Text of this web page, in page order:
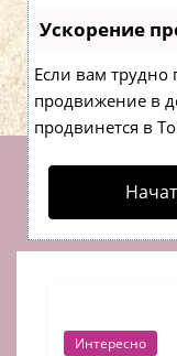
Ускорение
Если вам трудно
продвижение в
продвинется в
Интересно